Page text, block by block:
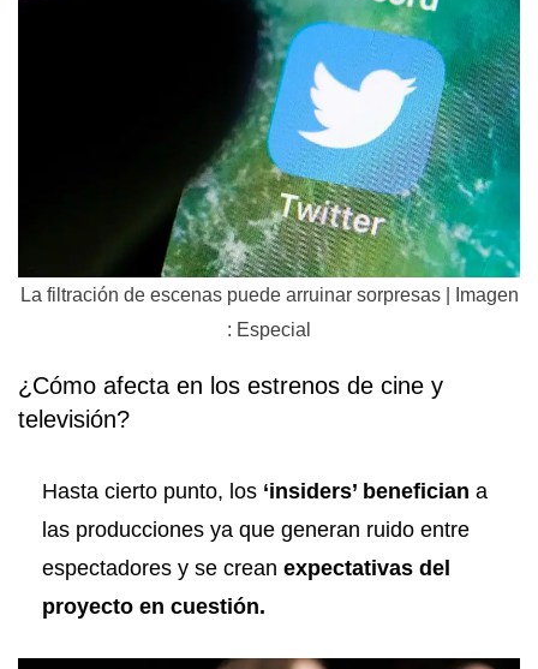
La filtración de escenas puede arruinar sorpresas | Imagen
: Especial
¿Cómo afecta en los estrenos de cine y
televisión?
Hasta cierto punto, los ‘insiders’ benefician a
las producciones ya que generan ruido entre
espectadores y se crean expectativas del
proyecto en cuestión.